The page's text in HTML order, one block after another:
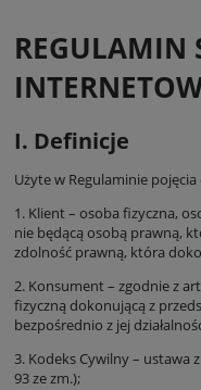
REGULAMIN
I. Definicje
Użyte w Regulaminie pojęcia
1. Klient – osoba fizyczna,
nie będącą osobą prawną,
zdolność prawną, która
2. Konsument – zgodnie z
fizyczną dokonującą z
bezpośrednio z jej
3. Kodeks Cywilny – ustawa
93 ze zm.);